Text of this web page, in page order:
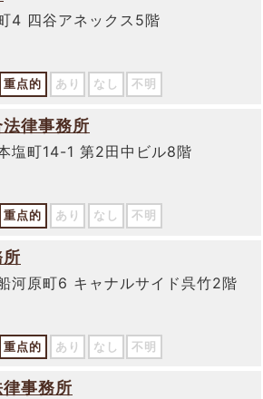
4 四谷アネックス5階
重点的 あり なし 不明
律事務所
塩町14-1 第2田中ビル8階
重点的 あり なし 不明
河原町6 キャナルサイド呉竹2階
重点的 あり なし 不明
事務所